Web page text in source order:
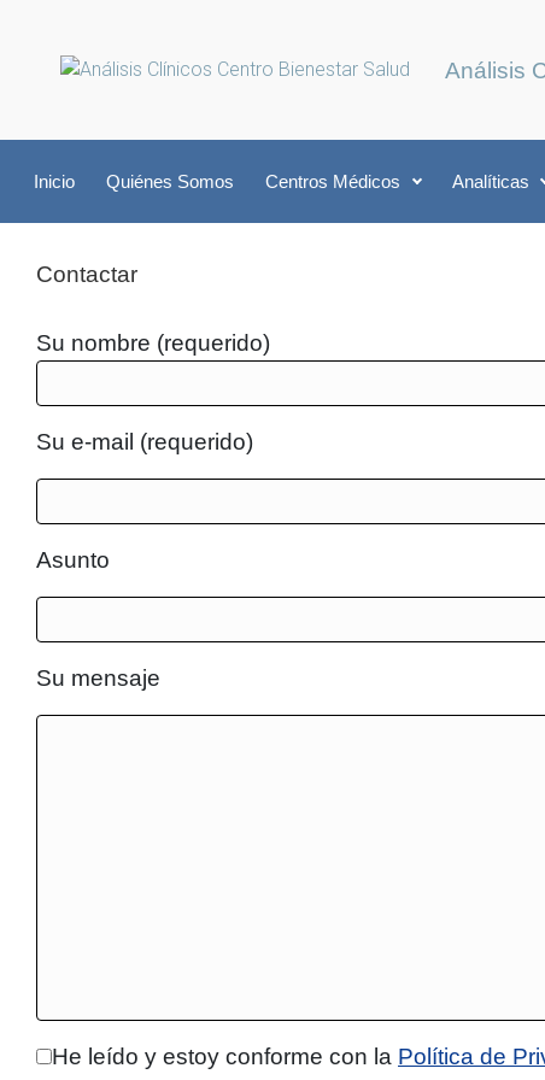
Análisis
Inicio Quiénes Somos Centros Médicos Analíticas
Contactar
Su nombre (requerido)
Su e-mail (requerido)
Asunto
Su mensaje
He leído y estoy conforme con la Política de